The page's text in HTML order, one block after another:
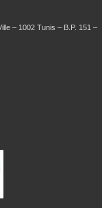
– 1002 Tunis – B.P. 151 –